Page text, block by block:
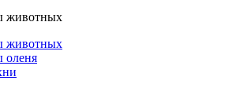
животных
животных